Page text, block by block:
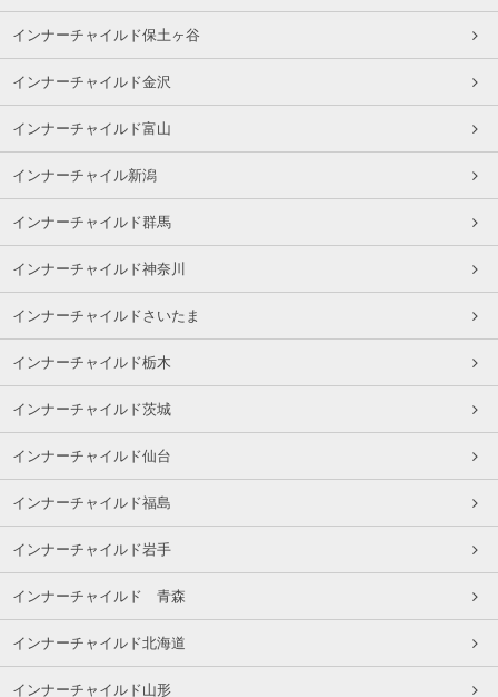
インナーチャイルド保土ヶ谷
インナーチャイルド金沢
インナーチャイルド富山
インナーチャイル新潟
インナーチャイルド群馬
インナーチャイルド神奈川
インナーチャイルドさいたま
インナーチャイルド栃木
インナーチャイルド茨城
インナーチャイルド仙台
インナーチャイルド福島
インナーチャイルド岩手
インナーチャイルド 青森
インナーチャイルド北海道
インナーチャイルド山形